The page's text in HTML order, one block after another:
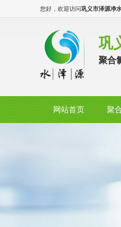
您好，欢迎访问巩义市泽源净
巩
聚合
网站首页 聚